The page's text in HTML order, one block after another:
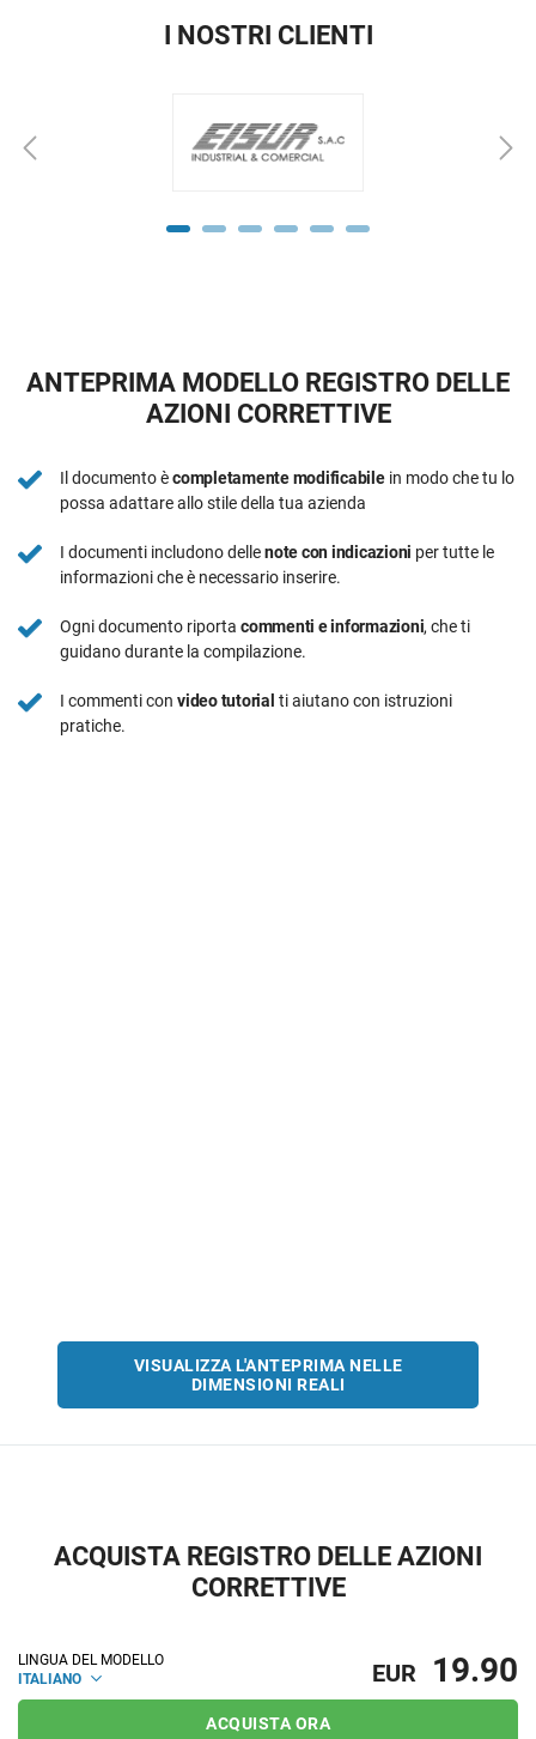
I NOSTRI CLIENTI
ANTEPRIMA MODELLO REGISTRO DELLE
AZIONI CORRETTIVE
Il documento ècompletamente modificabilein modo che tu lo
possa adattare allo stile della tua azienda
I documenti includono dellenote con indicazioni per tutte le
informazioni che è necessario inserire.
Ogni documento riporta commenti e informazioni, che ti
guidano durante la compilazione.
I commenti con video tutorial ti aiutano con istruzioni
pratiche.
VISUALIZZA L'ANTEPRIMA NELLE
DIMENSIONI REALI
ACQUISTA REGISTRO DELLE AZIONI
CORRETTIVE
LINGUA DEL MODELLO
ITALIANO
EUR 19.90
ACQUISTA ORA